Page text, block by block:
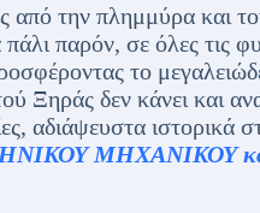
από την πλημμύρα και
παρόν, σε όλες τις
το
Ξηράς δεν κάνει και
αδιάψευστα ιστορικά
ΜΗΧΑΝΙΚΟΥ